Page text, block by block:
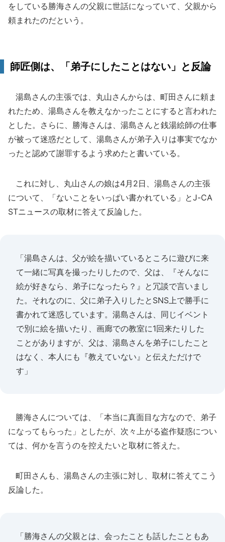
をしている勝海さんの父親に世話になっていて、父親から
頼まれたのだという。
師匠側は、「弟子にしたことはない」と反論
湯島さんの主張では、丸山さんからは、町田さんに頼ま
れたため、湯島さんを教えなかったことにすると言われた
とした。さらに、勝海さんは、湯島さんと銭湯絵師の仕事
が被って迷惑だとして、湯島さんが弟子入りは事実でなか
ったと認めて謝罪するよう求めたと書いている。
これに対し、丸山さんの娘は4月2日、湯島さんの主張
について、「ないことをいっぱい書かれている」とJ-CA
STニュースの取材に答えて反論した。
「湯島さんは、父が絵を描いているところに遊びに来
て一緒に写真を撮ったりしたので、父は、『そんなに
絵が好きなら、弟子になったら？』と冗談で言いまし
た。それなのに、父に弟子入りしたとSNS上で勝手に
書かれて迷惑しています。湯島さんは、同じイベント
で別に絵を描いたり、画廊での教室に1回来たりした
ことがありますが、父は、湯島さんを弟子にしたこと
はなく、本人にも『教えていない』と伝えただけで
す」
勝海さんについては、「本当に真面目な方なので、弟子
になってもらった」としたが、次々上がる盗作疑惑につい
ては、何かを言うのを控えたいと取材に答えた。
町田さんも、湯島さんの主張に対し、取材に答えてこう
反論した。
「勝海さんの父親とは、会ったことも話したこともあ